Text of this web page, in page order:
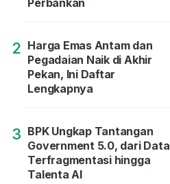
Perbankan
2 Harga Emas Antam dan
Pegadaian Naik di Akhir
Pekan, Ini Daftar
Lengkapnya
3 BPK Ungkap Tantangan
Government 5.0, dari Data
Terfragmentasi hingga
Talenta AI